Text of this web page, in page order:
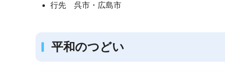
行先 呉市・広島市
平和のつどい